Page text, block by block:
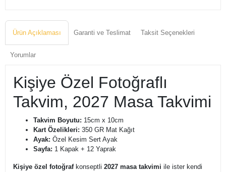
Ürün Açıklaması Garanti ve Teslimat Taksit Seçenekleri
Yorumlar
Kişiye Özel Fotoğraflı
Takvim, 2027 Masa Takvimi
Takvim Boyutu: 15cm x 10cm
Kart Özelikleri: 350 GR Mat Kağıt
Ayak: Özel Kesim Sert Ayak
Sayfa: 1 Kapak + 12 Yaprak
Kişiye özel fotoğrafkonseptli 2027 masa takvimi ile ister kendi